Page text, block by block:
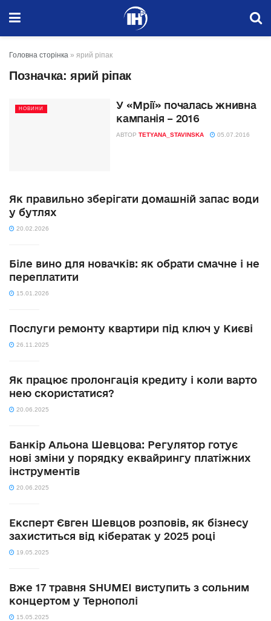
Головна сторінка » ярий ріпак
Позначка: ярий ріпак
НОВИНИ
У «Мрії» почалась жнивна
кампанія – 2016
АВТОР TETYANA_STAVINSKA 05.07.2016
Як правильно зберігати домашній запас води
у бутлях
20.02.2026
Біле вино для новачків: як обрати смачне і не
переплатити
15.01.2026
Послуги ремонту квартири під ключ у Києві
26.11.2025
Як працює пролонгація кредиту і коли варто
нею скористатися?
20.06.2025
Банкір Альона Шевцова: Регулятор готує
нові зміни у порядку еквайрингу платіжних
інструментів
20.06.2025
Експерт Євген Шевцов розповів, як бізнесу
захиститься від кібератак у 2025 році
19.05.2025
Вже 17 травня SHUMEI виступить з сольним
концертом у Тернополі
15.05.2025